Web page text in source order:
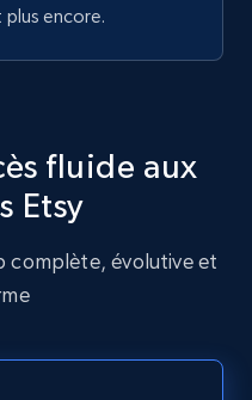
video
more.
encore.
fluide aux
Etsy
complète, évolutive et